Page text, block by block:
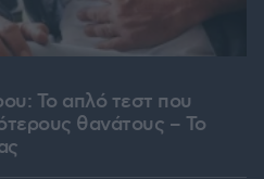
Το απλό τεστ που
θανάτους – Το